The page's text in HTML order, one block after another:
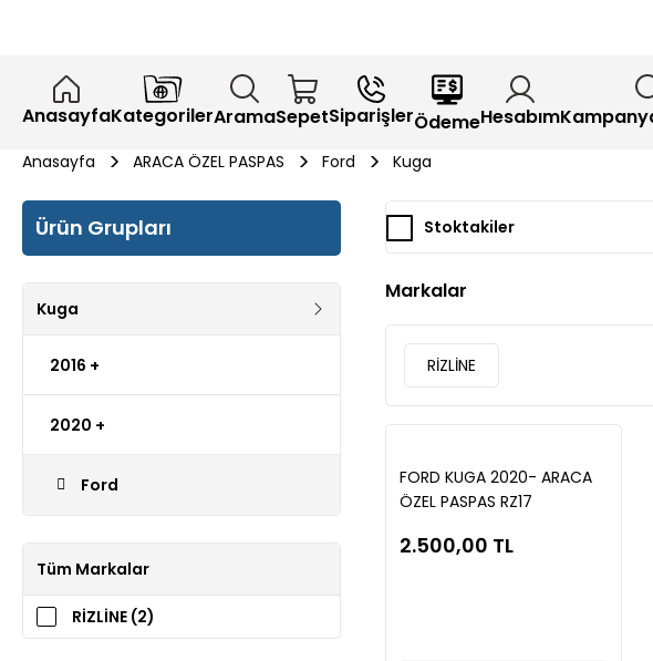
AnasayfaKategorilerAramaSepetSiparişlerÖdemeHesabım
Anasayfa ARACA ÖZEL PASPAS Ford Kuga
Ürün Grupları
Kuga
2016 +
2020 +
Ford
Tüm Markalar
RİZLİNE (2)
Stoktakiler
Markalar
RİZLİNE
FORD KUGA 2020- ARACA
ÖZEL PASPAS RZ17
2.500,00 TL